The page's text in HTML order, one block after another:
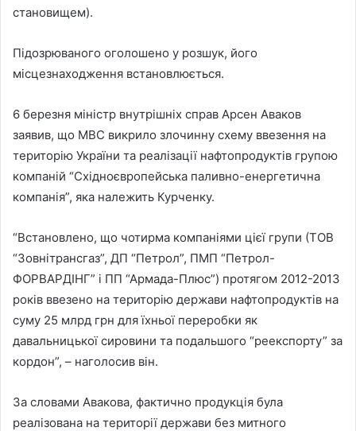
становищем).
Підозрюваного оголошено у розшук, його
місцезнаходження встановлюється.
6 березня міністр внутрішніх справ Арсен Аваков
заявив, що МВС викрило злочинну схему ввезення на
територію України та реалізації нафтопродуктів групою
компаній “Східноєвропейська паливно-енергетична
компанія”, яка належить Курченку.
“Встановлено, що чотирма компаніями цієї групи (ТОВ
“Зовнітрансгаз”, ДП “Петрол”, ПМП “Петрол-
ФОРВАРДІНГ” і ПП “Армада-Плюс”) протягом 2012-2013
років ввезено на територію держави нафтопродуктів на
суму 25 млрд грн для їхньої переробки як
давальницької сировини та подальшого “реекспорту” за
кордон”, – наголосив він.
За словами Авакова, фактично продукція була
реалізована на території держави без митного